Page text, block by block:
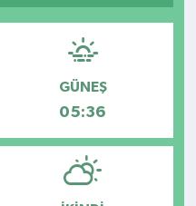
GÜNEŞ
05:36